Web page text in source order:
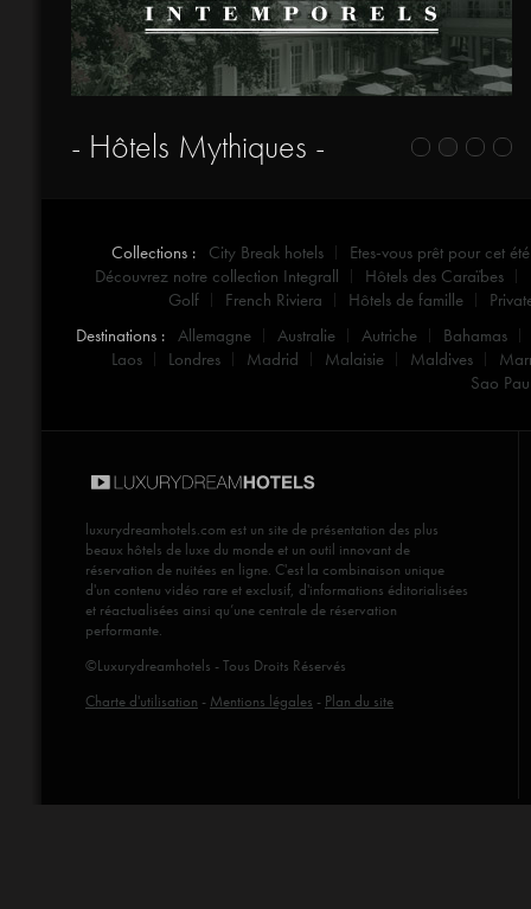
- Hôtels Mythiques -
Collections : City Break hotels
Etes-vous prêt pour cet été
Découvrez notre collection Integrall
Hôtels des Caraïbes
Golf
French Riviera Hôtels de famille
Destinations : Allemagne Australie Autriche
Bahamas
Laos
Londres Madrid Malaisie Maldives
Sao
luxurydreamhotels.com est un site de présentation des plus
beaux hôtels de luxe du monde et un outil innovant de
réservation de nuitées en ligne. C'est la combinaison unique
d'un contenu vidéo rare et exclusif, d'informations éditorialisées
et réactualisées ainsi qu’une centrale de réservation
performante.
©Luxurydreamhotels - Tous Droits Réservés
Charte d'utilisation - Mentions légales - Plan du site